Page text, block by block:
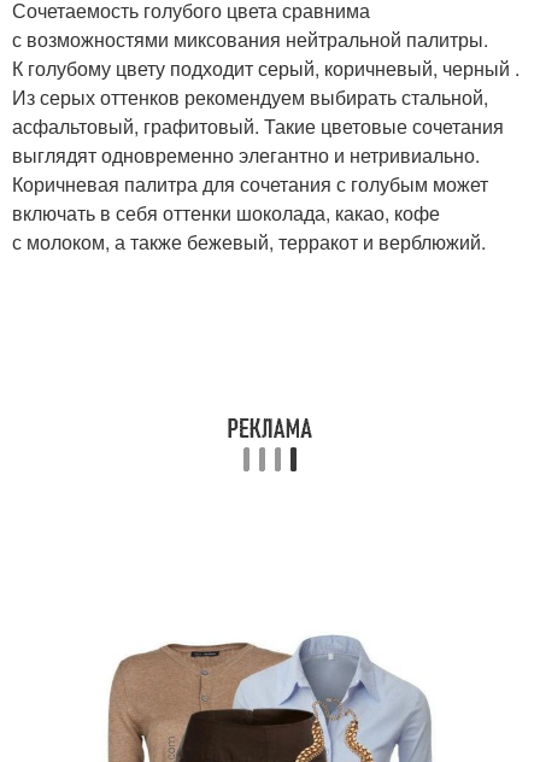
Сочетаемость голубого цвета сравнима
с возможностями миксования нейтральной палитры.
К голубому цвету подходит серый, коричневый, черный .
Из серых оттенков рекомендуем выбирать стальной,
асфальтовый, графитовый. Такие цветовые сочетания
выглядят одновременно элегантно и нетривиально.
Коричневая палитра для сочетания с голубым может
включать в себя оттенки шоколада, какао, кофе
с молоком, а также бежевый, терракот и верблюжий.